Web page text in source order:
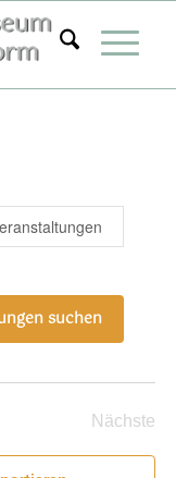
suchen
Nächste